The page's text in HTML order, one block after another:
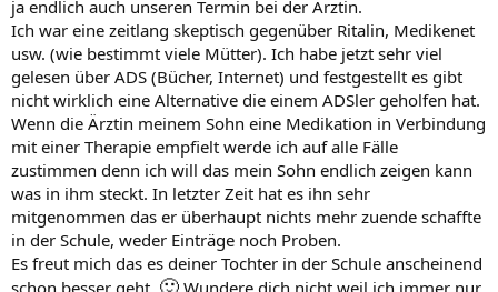
ja endlich auch unseren Termin bei der Ärztin.
Ich war eine zeitlang skeptisch gegenüber Ritalin, Medikenet
usw. (wie bestimmt viele Mütter). Ich habe jetzt sehr viel
gelesen über ADS (Bücher, Internet) und festgestellt es gibt
nicht wirklich eine Alternative die einem ADSler geholfen hat.
Wenn die Ärztin meinem Sohn eine Medikation in Verbindung
mit einer Therapie empfielt werde ich auf alle Fälle
zustimmen denn ich will das mein Sohn endlich zeigen kann
was in ihm steckt. In letzter Zeit hat es ihn sehr
mitgenommen das er überhaupt nichts mehr zuende schaffte
in der Schule, weder Einträge noch Proben.
Es freut mich das es deiner Tochter in der Schule anscheinend
schon besser geht. 🙂 Wundere dich nicht weil ich immer nur